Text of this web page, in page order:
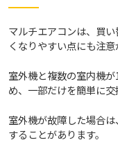
マルチエアコンは、買
くなりやすい点にも注意
室外機と複数の室内機
め、一部だけを簡単に交
室外機が故障した場合
することがあります。